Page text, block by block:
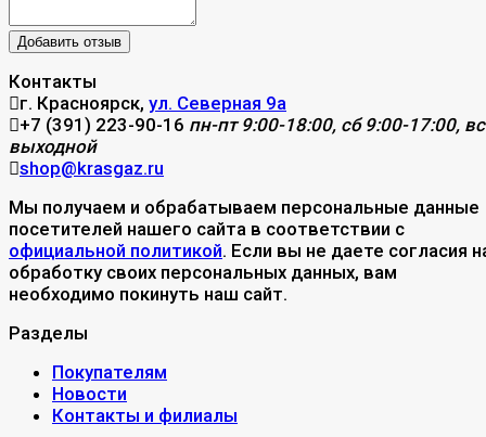
Контакты
г. Красноярск, ул. Северная 9а
+7 (391) 223-90-16 пн-пт 9:00-18:00, сб 9:00-17:00,
выходной
shop@krasgaz.ru
Мы получаем и обрабатываем персональные данные
посетителей нашего сайта в соответствии с
официальной политикой. Если вы не даете согласия
обработку своих персональных данных, вам
необходимо покинуть наш сайт.
Разделы
Покупателям
Новости
Контакты и филиалы